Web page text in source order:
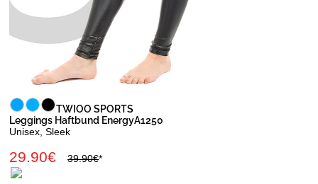
TWIOO SPORTS
Leggings Haftbund EnergyA1250
Unisex, Sleek
29.90€ 39.90€*